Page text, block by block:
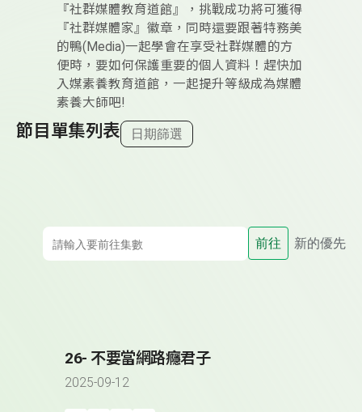
『社群媒體教育道館』，挑戰成功將可獲得
『社群媒體家』徽章，同時還要跟著特務美
的鴨(Media)一起學會在享受社群媒體的方
便時，要如何保護重要的個人資料！趕快加
入媒素養教育道館，一起提升等級成為媒體
素養大師吧!
節目單集列表 日期篩選
前往 新的優先
26- 不要當網路癮君子
2025-09-12